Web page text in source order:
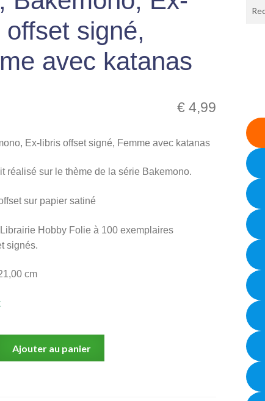
offset signé,
avec katanas
€ 4,99
Ex-libris offset signé, Femme avec katanas
réalisé sur le thème de la série Bakemono.
sur papier satiné
Hobby Folie à 100 exemplaires
signés.
cm
Ajouter au panier